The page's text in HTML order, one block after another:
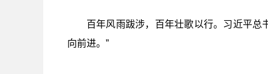
百年风雨跋涉，百年壮歌以行。习近平总
向前进。”